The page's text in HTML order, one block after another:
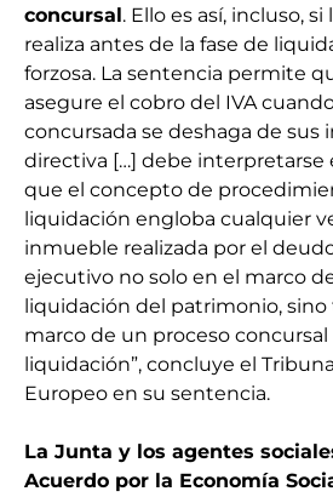
concursal. Ello es así, incluso,
realiza antes de la fase de
forzosa. La sentencia permite
asegure el cobro del IVA
concursada se deshaga de sus
directiva […] debe interpretarse
que el concepto de
liquidación engloba cualquier
inmueble realizada por el
ejecutivo no solo en el marco
liquidación del patrimonio, sino
marco de un proceso concursal
liquidación”, concluye el
Europeo en su sentencia.
La Junta y los agentes
Acuerdo por la Economía